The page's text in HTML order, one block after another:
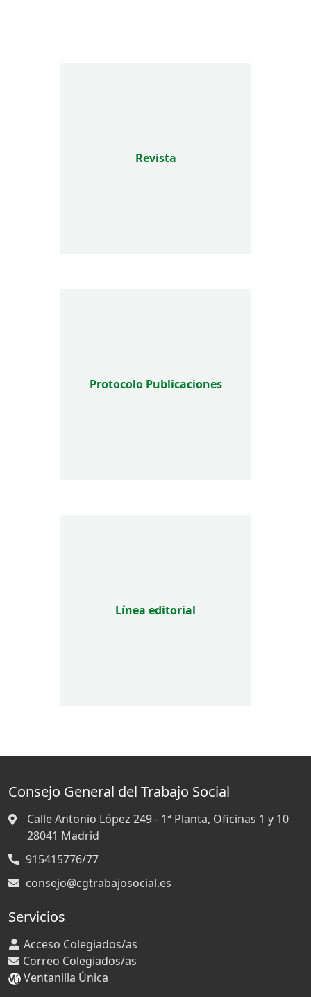
Revista
Protocolo Publicaciones
Línea editorial
Consejo General del Trabajo Social
Calle Antonio López 249 - 1ª Planta, Oficinas 1 y 10
28041 Madrid
915415776/77
consejo@cgtrabajosocial.es
Servicios
Acceso Colegiados/as
Correo Colegiados/as
Ventanilla Única